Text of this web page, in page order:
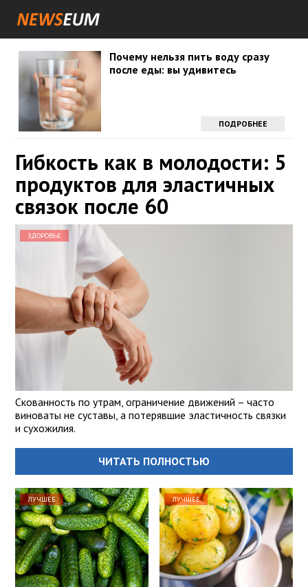
Почему нельзя пить воду сразу
после еды: вы удивитесь
ПОДРОБНЕЕ
Гибкость как в молодости: 5
продуктов для эластичных
связок после 60
ЗДОРОВЬЕ
Скованность по утрам, ограничение движений – часто
виноваты не суставы, а потерявшие эластичность связки
и сухожилия.
ЧИТАТЬ ПОЛНОСТЬЮ
ЛУЧШЕЕ ЛУЧШЕЕ